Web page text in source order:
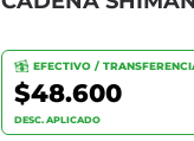
EFECTIVO /
$48.600
DESC. APLICADO